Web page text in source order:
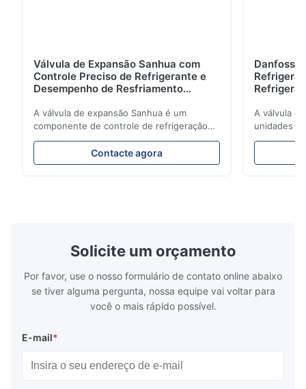
Válvula de Expansão Sanhua com
Controle Preciso de Refrigerante e
Desempenho de Resfriamento
Refrigeração Veicular
A válvula de expansão Sanhua é um
componente de controle de refrigeração
de alto desempenho projetado para
unidades de refrigeração de caminhões,
vans refrigeradas e sistemas de transporte
Contacte agora
Danfoss
A válvula
unidades
regula com
Solicite um orçamento
Por favor, use o nosso formulário de contato online abaixo
se tiver alguma pergunta, nossa equipe vai voltar para
você o mais rápido possível.
E-mail*